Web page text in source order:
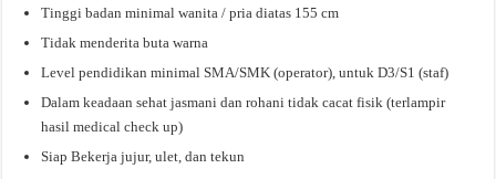
Tinggi badan minimal wanita / pria diatas 155 cm
Tidak menderita buta warna
Level pendidikan minimal SMA/SMK (operator), untuk D3/S1 (staf)
Dalam keadaan sehat jasmani dan rohani tidak cacat fisik (terlampir
hasil medical check up)
Siap Bekerja jujur, ulet, dan tekun